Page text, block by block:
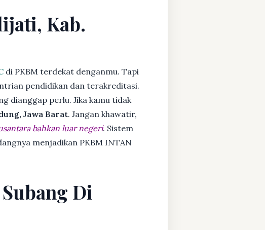
Kab.
di PKBM terdekat denganmu. Tapi
pendidikan dan terakreditasi.
dianggap perlu. Jika kamu tidak
Jawa Barat. Jangan khawatir,
bahkan luar negeri. Sistem
menjadikan PKBM INTAN
Di